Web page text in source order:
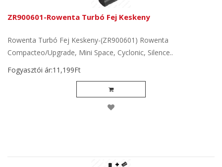
ZR900601-Rowenta Turbó Fej Keskeny
Rowenta Turbó Fej Keskeny-(ZR900601) Rowenta
Compacteo/Upgrade, Mini Space, Cyclonic, Silence..
Fogyasztói ár:11,199Ft